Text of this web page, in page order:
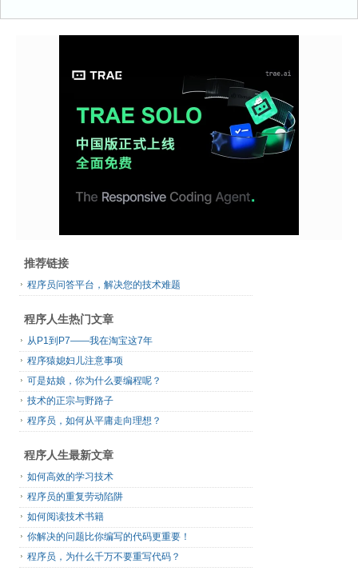
推荐链接
程序员问答平台，解决您的技术难题
程序人生热门文章
从P1到P7——我在淘宝这7年
程序猿媳妇儿注意事项
可是姑娘，你为什么要编程呢？
技术的正宗与野路子
程序员，如何从平庸走向理想？
程序人生最新文章
如何高效的学习技术
程序员的重复劳动陷阱
如何阅读技术书籍
你解决的问题比你编写的代码更重要！
程序员，为什么千万不要重写代码？